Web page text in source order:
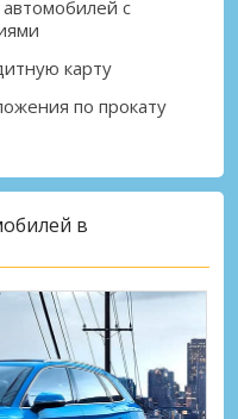
с
карту
по прокату
в